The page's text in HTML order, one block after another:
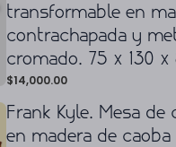
transformable en
contrachapada y
cromado. 75 x 130 x
(cerrado). 75 x 130
$14,000.00
Frank Kyle. Mesa de
en madera de caoba